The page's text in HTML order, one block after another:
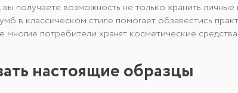
вы получаете возможность не только хранить
в классическом стиле помогает обзавестись
потребители хранят косметические средства.
настоящие образцы